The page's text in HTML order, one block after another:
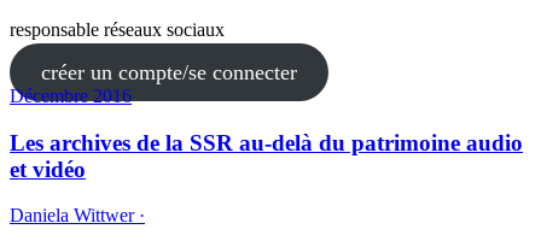
responsable réseaux sociaux
créer un compte/se connecter
Décembre 2016
Les archives de la SSR au-delà du patrimoine audio
et vidéo
Daniela Wittwer ·